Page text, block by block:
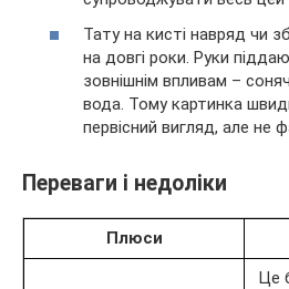
Тату на кисті навряд чи
на довгі роки. Руки
зовнішнім впливам –
вода. Тому картинка
первісний вигляд, але не
Переваги і недоліки
Плюси
Це